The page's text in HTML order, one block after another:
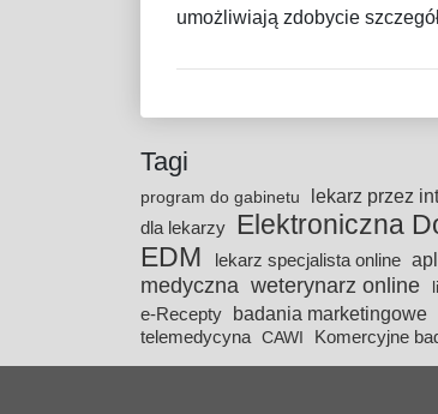
umożliwiają zdobycie
Tagi
program do gabinetu lekarz przez
dla lekarzy
Elektroniczna
EDM lekarz specjalista online
medyczna weterynarz online
e-Recepty badania marketingowe
telemedycyna CAWI Komercyjne